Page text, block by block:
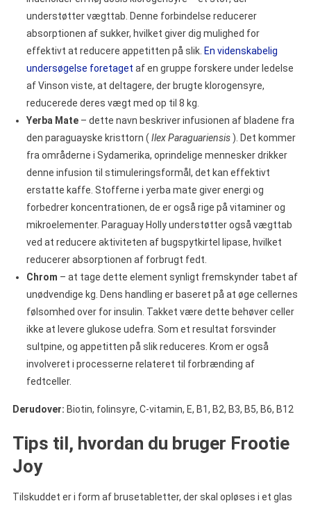
understøtter vægttab. Denne forbindelse reducerer
absorptionen af sukker, hvilket giver dig mulighed for
effektivt at reducere appetitten på slik. En videnskabelig
undersøgelse foretaget af en gruppe forskere under ledelse
af Vinson viste, at deltagere, der brugte klorogensyre,
reducerede deres vægt med op til 8 kg.
Yerba Mate– dette navn beskriver infusionen af bladene fra
den paraguayske kristtorn ( Ilex Paraguariensis). Det kommer
fra områderne i Sydamerika, oprindelige mennesker drikker
denne infusion til stimuleringsformål, det kan effektivt
erstatte kaffe. Stofferne i yerba mate giver energi og
forbedrer koncentrationen, de er også rige på vitaminer og
mikroelementer. Paraguay Holly understøtter også vægttab
ved at reducere aktiviteten af bugspytkirtel lipase, hvilket
reducerer absorptionen af forbrugt fedt.
Chrom – at tage dette element synligt fremskynder tabet af
unødvendige kg. Dens handling er baseret på at øge cellernes
følsomhed over for insulin. Takket være dette behøver celler
ikke at levere glukose udefra. Som et resultat forsvinder
sultpine, og appetitten på slik reduceres. Krom er også
involveret i processerne relateret til forbrænding af
fedtceller.
Derudover: Biotin, folinsyre, C-vitamin, E, B1, B2, B3, B5, B6, B12
Tips til, hvordan du bruger Frootie
Joy
Tilskuddet er i form af brusetabletter, der skal opløses i et glas